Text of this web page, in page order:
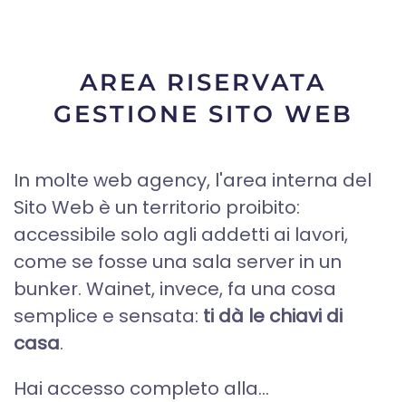
AREA RISERVATA
GESTIONE SITO WEB
In molte web agency, l'area interna del
Sito Web è un territorio proibito:
accessibile solo agli addetti ai lavori,
come se fosse una sala server in un
bunker. Wainet, invece, fa una cosa
semplice e sensata: ti dà le chiavi di
casa.
Hai accesso completo alla...